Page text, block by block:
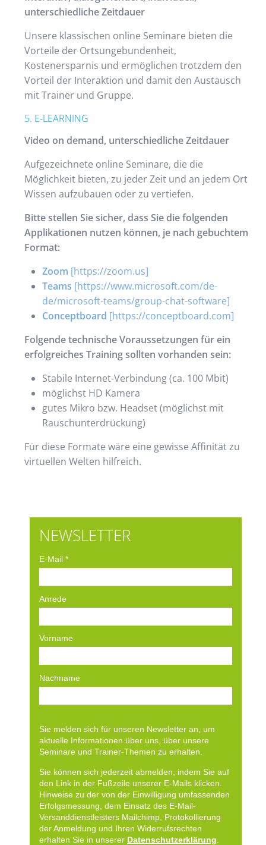
unterschiedliche Zeitdauer
Unsere klassischen online Seminare bieten die
Vorteile der Ortsungebundenheit,
Kostenersparnis und ermöglichen trotzdem den
Vorteil der Interaktion und damit den Austausch
mit Trainer und Gruppe.
5. E-LEARNING
Video on demand, unterschiedliche Zeitdauer
Aufgezeichnete online Seminare, die die
Möglichkeit bieten, zu jeder Zeit und an jedem Ort
Wissen aufzubauen oder zu vertiefen.
Bitte stellen Sie sicher, dass Sie die folgenden
Applikationen nutzen können, je nach gebuchtem
Format:
Zoom [https://zoom.us]
Teams [https://www.microsoft.com/de-
de/microsoft-teams/group-chat-software]
Conceptboard [https://conceptboard.com]
Folgende technische Voraussetzungen für ein
erfolgreiches Training sollten vorhanden sein:
Stabile Internet-Verbindung (ca. 100 Mbit)
möglichst HD Kamera
gutes Mikro bzw. Headset (möglichst mit
Rauschunterdrückung)
Für diese Formate wäre eine gewisse Affinität zu
virtuellen Welten hilfreich.
NEWSLETTER
E-Mail *
Anrede
Vorname
Nachname
Sie melden sich für unseren Newsletter an, um
aktuelle Informationen über uns, über unsere
Seminare und Trainer-Themen zu erhalten.
Sie können sich jederzeit abmelden, indem Sie auf
den Link in der Fußzeile unserer E-Mails klicken.
Hinweise zu der von der Einwilligung umfassenden
Erfolgsmessung, dem Einsatz des E-Mail-
Versanddienstleisters Mailchimp, Protokollierung
der Anmeldung und Ihren Widerrufsrechten
erhalten Sie in unserer Datenschutzerklärung.